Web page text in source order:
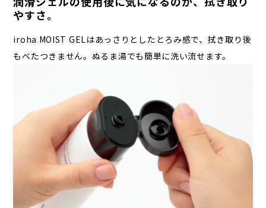
やすさ。
iroha MOIST GELはあっさりとしたとろみ感で、拭き取り後
もべたつきません。ぬるま湯でも簡単に洗い流せます。